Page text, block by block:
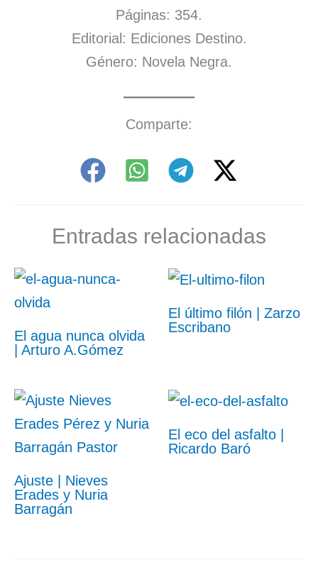
Páginas: 354.
Editorial: Ediciones Destino.
Género: Novela Negra.
Comparte:
Entradas relacionadas
El agua nunca olvida
| Arturo A.Gómez
El último filón | Zarzo
Escribano
Ajuste | Nieves
Erades y Nuria
Barragán
El eco del asfalto |
Ricardo Baró